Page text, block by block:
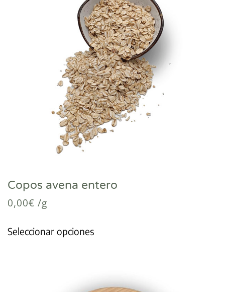
Copos avena entero
0,00€ /g
Seleccionar opciones